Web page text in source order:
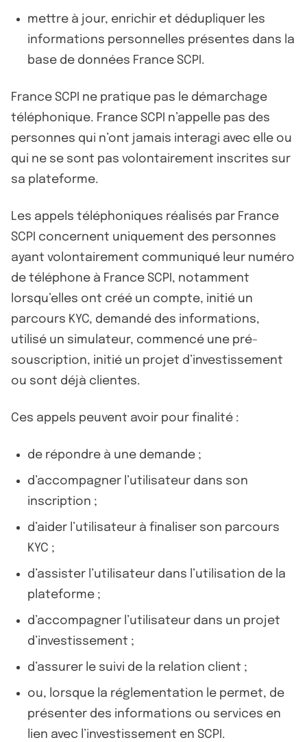
mettre à jour, enrichir et dédupliquer les
informations personnelles présentes dans la
base de données France SCPI.
France SCPI ne pratique pas le démarchage
téléphonique. France SCPI n’appelle pas des
personnes qui n’ont jamais interagi avec elle ou
qui ne se sont pas volontairement inscrites sur
sa plateforme.
Les appels téléphoniques réalisés par France
SCPI concernent uniquement des personnes
ayant volontairement communiqué leur numéro
de téléphone à France SCPI, notamment
lorsqu’elles ont créé un compte, initié un
parcours KYC, demandé des informations,
utilisé un simulateur, commencé une pré-
souscription, initié un projet d’investissement
ou sont déjà clientes.
Ces appels peuvent avoir pour finalité :
de répondre à une demande ;
d’accompagner l’utilisateur dans son
inscription ;
d’aider l’utilisateur à finaliser son parcours
KYC ;
d’assister l’utilisateur dans l’utilisation de la
plateforme ;
d’accompagner l’utilisateur dans un projet
d’investissement ;
d’assurer le suivi de la relation client ;
ou, lorsque la réglementation le permet, de
présenter des informations ou services en
lien avec l’investissement en SCPI.